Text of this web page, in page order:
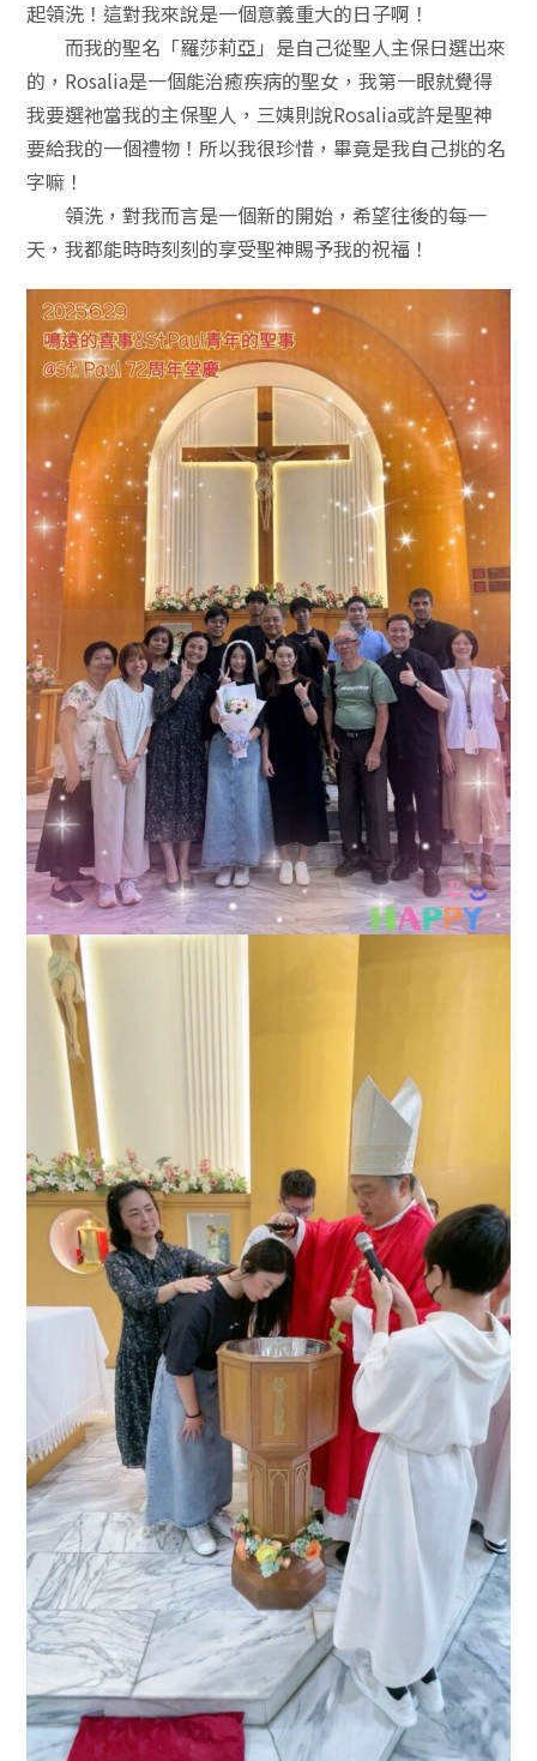
起領洗！這對我來說是一個意義重大的日子啊！
而我的聖名「羅莎莉亞」是自己從聖人主保日選出來
的，Rosalia是一個能治癒疾病的聖女，我第一眼就覺得
我要選祂當我的主保聖人，三姨則說Rosalia或許是聖神
要給我的一個禮物！所以我很珍惜，畢竟是我自己挑的名
字嘛！
領洗，對我而言是一個新的開始，希望往後的每一
天，我都能時時刻刻的享受聖神賜予我的祝福！